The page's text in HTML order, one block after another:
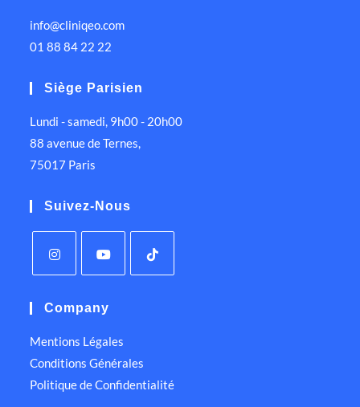
info@cliniqeo.com
01 88 84 22 22
Siège Parisien
Lundi - samedi, 9h00 - 20h00
88 avenue de Ternes,
75017 Paris
Suivez-Nous
Company
Mentions Légales
Conditions Générales
Politique de Confidentialité